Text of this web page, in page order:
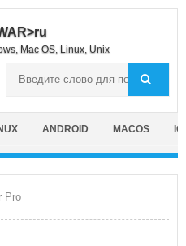
Mac OS, Linux, Unix
ANDROID MACOS
Pro